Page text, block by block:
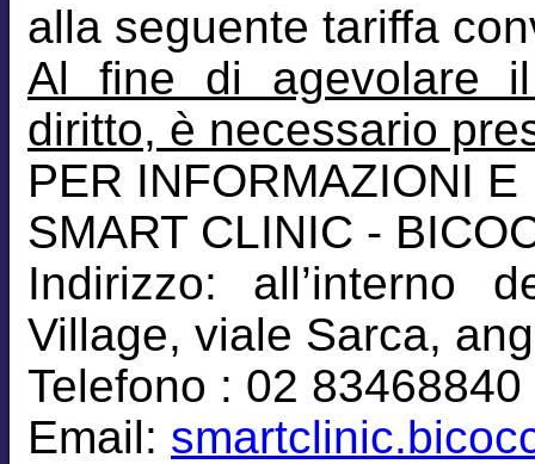
alla seguente tariffa
Al fine di agevolare
diritto, è necessario
PER INFORMAZIONI
SMART CLINIC -
Indirizzo: all’interno
Village, viale Sarca,
Telefono : 02 83468840
Email: